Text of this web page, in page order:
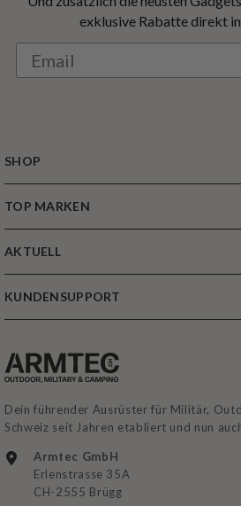
exklusive Rabatte direkt
SHOP
TOP MARKEN
AKTUELL
KUNDENSUPPORT
Dein führender Ausrüster für Militär,
Schweiz seit Jahren etabliert und nun
Armtec GmbH
Erlenstrasse 35A
CH-2555 Brügg